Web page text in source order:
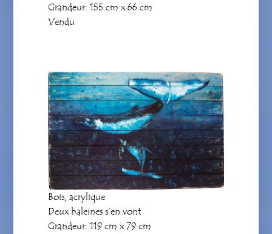
Grandeur: 155 cm x 66 cm
Vendu
Bois, acrylique
Deux baleines s’en vont
Grandeur: 119 cm x 79 cm